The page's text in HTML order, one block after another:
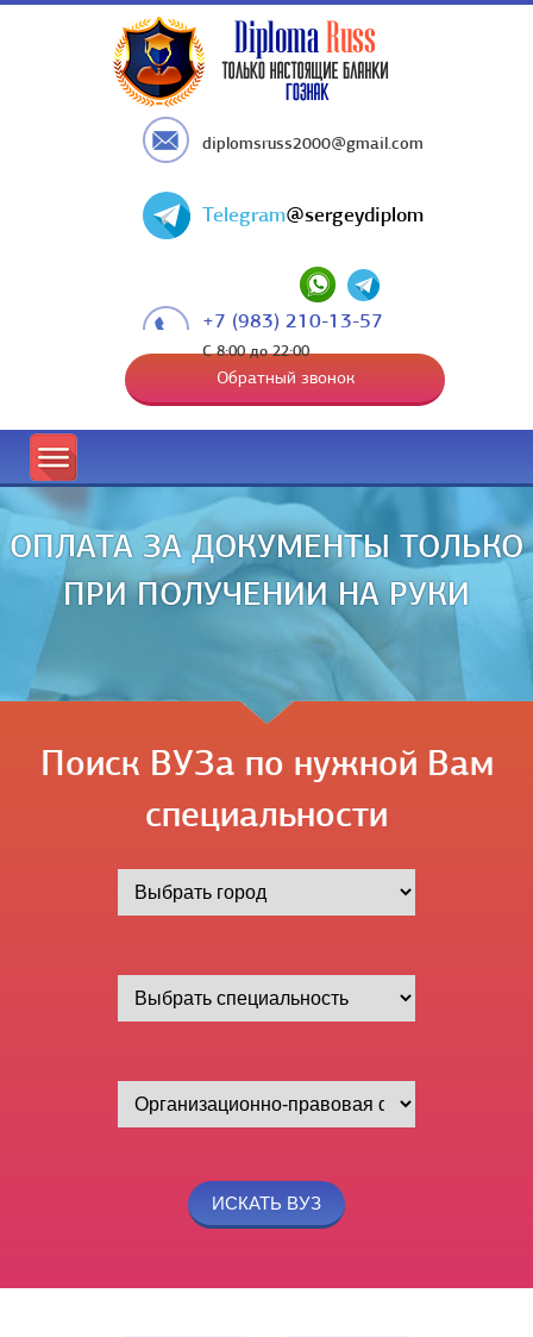
diplomsruss2000@gmail.com
Telegram@sergeydiplom
+7 (983) 210-13-57
С 8:00 до 22:00
Обратный звонок
ОПЛАТА ЗА ДОКУМЕНТЫ ТОЛЬКО
ПРИ ПОЛУЧЕНИИ НА РУКИ
Поиск ВУЗа по нужной Вам
специальности